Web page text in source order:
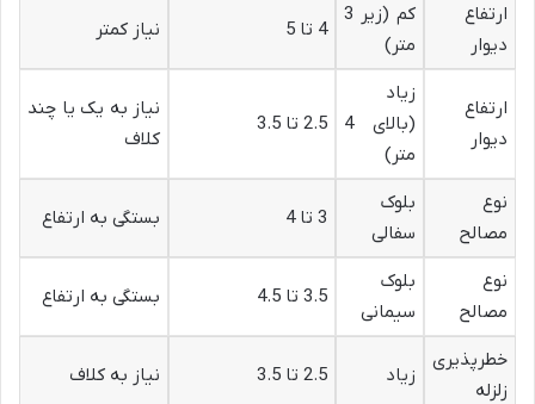
ارتفاع
دیوار
کم (زیر 3
متر)
4 تا 5 نیاز کمتر
ارتفاع
دیوار
زیاد
(بالای 4
متر)
2.5 تا 3.5
نیاز به یک یا چند
کلاف
نوع
مصالح
بلوک
سفالی
3 تا 4 بستگی به ارتفاع
نوع
مصالح
بلوک
سیمانی
3.5 تا 4.5 بستگی به ارتفاع
خطرپذیری
زلزله
زیاد 2.5 تا 3.5 نیاز به کلاف